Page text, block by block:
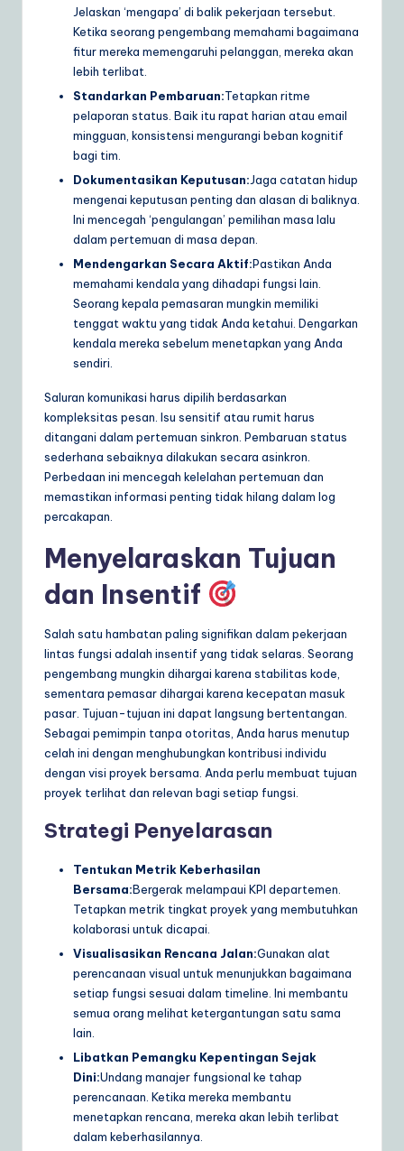
Jelaskan ‘mengapa’ di balik pekerjaan tersebut.
Ketika seorang pengembang memahami bagaimana
fitur mereka memengaruhi pelanggan, mereka akan
lebih terlibat.
Standarkan Pembaruan:Tetapkan ritme
pelaporan status. Baik itu rapat harian atau email
mingguan, konsistensi mengurangi beban kognitif
bagi tim.
Dokumentasikan Keputusan:Jaga catatan hidup
mengenai keputusan penting dan alasan di baliknya.
Ini mencegah ‘pengulangan’ pemilihan masa lalu
dalam pertemuan di masa depan.
Mendengarkan Secara Aktif:Pastikan Anda
memahami kendala yang dihadapi fungsi lain.
Seorang kepala pemasaran mungkin memiliki
tenggat waktu yang tidak Anda ketahui. Dengarkan
kendala mereka sebelum menetapkan yang Anda
sendiri.
Saluran komunikasi harus dipilih berdasarkan
kompleksitas pesan. Isu sensitif atau rumit harus
ditangani dalam pertemuan sinkron. Pembaruan status
sederhana sebaiknya dilakukan secara asinkron.
Perbedaan ini mencegah kelelahan pertemuan dan
memastikan informasi penting tidak hilang dalam log
percakapan.
Menyelaraskan Tujuan
dan Insentif
Salah satu hambatan paling signifikan dalam pekerjaan
lintas fungsi adalah insentif yang tidak selaras. Seorang
pengembang mungkin dihargai karena stabilitas kode,
sementara pemasar dihargai karena kecepatan masuk
pasar. Tujuan-tujuan ini dapat langsung bertentangan.
Sebagai pemimpin tanpa otoritas, Anda harus menutup
celah ini dengan menghubungkan kontribusi individu
dengan visi proyek bersama. Anda perlu membuat tujuan
proyek terlihat dan relevan bagi setiap fungsi.
Strategi Penyelarasan
Tentukan Metrik Keberhasilan
Bersama:Bergerak melampaui KPI departemen.
Tetapkan metrik tingkat proyek yang membutuhkan
kolaborasi untuk dicapai.
Visualisasikan Rencana Jalan:Gunakan alat
perencanaan visual untuk menunjukkan bagaimana
setiap fungsi sesuai dalam timeline. Ini membantu
semua orang melihat ketergantungan satu sama
lain.
Libatkan Pemangku Kepentingan Sejak
Dini:Undang manajer fungsional ke tahap
perencanaan. Ketika mereka membantu
menetapkan rencana, mereka akan lebih terlibat
dalam keberhasilannya.